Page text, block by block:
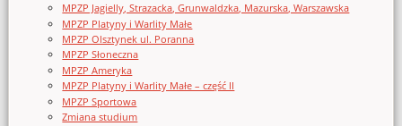
MPZP Jagielly, Strazacka, Grunwaldzka, Mazurska, Warszawska
MPZP Platyny i Warlity Małe
MPZP Olsztynek ul. Poranna
MPZP Słoneczna
MPZP Ameryka
MPZP Platyny i Warlity Małe – część II
MPZP Sportowa
Zmiana studium